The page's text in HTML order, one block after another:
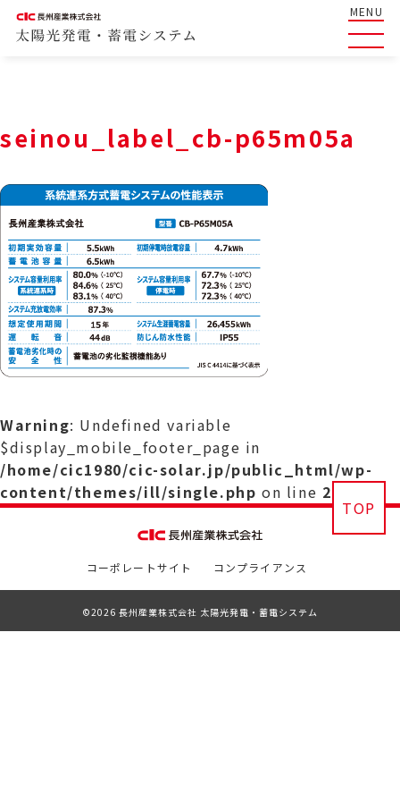
MENU
seinou_label_cb-p65m05a
Warning: Undefined variable
$display_mobile_footer_page in
/home/cic1980/cic-solar.jp/public_html/wp-
content/themes/ill/single.php on line 29
TOP
コーポレートサイト コンプライアンス
©2026 長州産業株式会社 太陽光発電・蓄電システム